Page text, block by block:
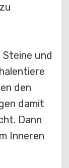
und
den
damit
Dann
Inneren